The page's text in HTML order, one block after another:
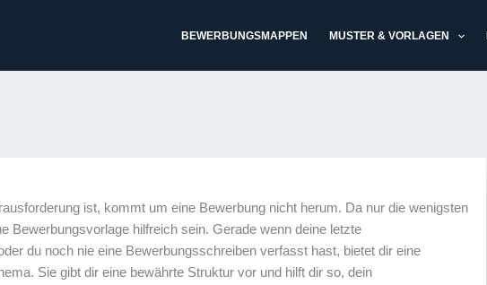
BEWERBUNGSMAPPEN MUSTER & VORLAGEN
ist, kommt um eine Bewerbung nicht herum. Da nur die wenigsten
Bewerbungsvorlage hilfreich sein. Gerade wenn deine letzte
du noch nie eine Bewerbungsschreiben verfasst hast, bietet dir eine
Sie gibt dir eine bewährte Struktur vor und hilft dir so, dein